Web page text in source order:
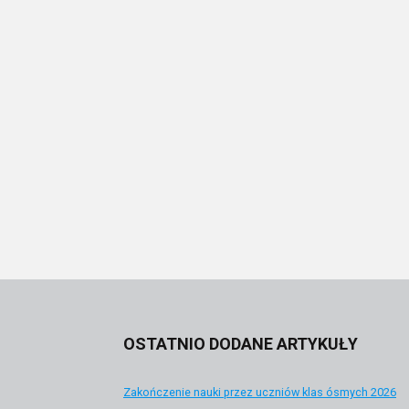
OSTATNIO DODANE ARTYKUŁY
Zakończenie nauki przez uczniów klas ósmych 2026